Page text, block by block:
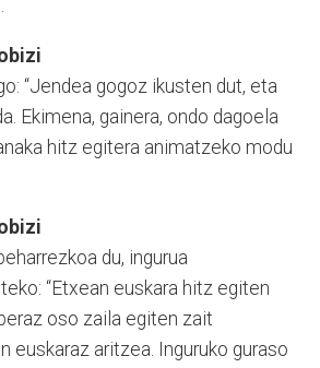
“Jendea gogoz ikusten dut, eta
Ekimena, gainera, ondo dagoela
hitz egitera animatzeko modu
du, ingurua
“Etxean euskara hitz egiten
oso zaila egiten zait
euskaraz aritzea. Inguruko guraso